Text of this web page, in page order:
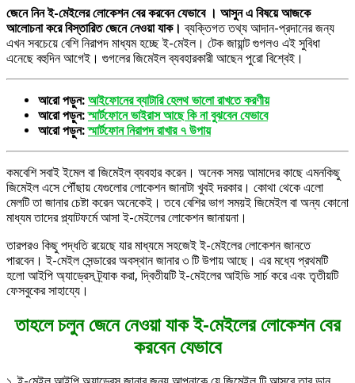
জেনে নিন ই-মেইলের লোকেশন বের করবেন যেভাবে । আসুন এ বিষয়ে আজকে
আলোচনা করে বিস্তারিত জেনে নেওয়া যাক। ব্যক্তিগত তথ্য আদান-প্রদানের জন্য
এখন সবচেয়ে বেশি নিরাপদ মাধ্যম হচ্ছে ই-মেইল। টেক জায়ান্ট গুগলও এই সুবিধা
এনেছে বহুদিন আগেই। গুগলের জিমেইল ব্যবহারকারী আছেন পুরো বিশ্বেই।
আরো পড়ুন: আইফোনের ব্যাটারি হেলথ ভালো রাখতে করণীয়
আরো পড়ুন:স্মার্টফোনে ভাইরাস আছে কি না বুঝবেন যেভাবে
আরো পড়ুন:স্মার্টফোন নিরাপদ রাখার ৭ উপায়
কমবেশি সবাই ইমেল বা জিমেইল ব্যবহার করেন। অনেক সময় আমাদের কাছে এমনকিছু
জিমেইল এসে পৌঁছায় যেগুলোর লোকেশন জানাটা খুবই দরকার। কোথা থেকে এলো
মেলটি তা জানার চেষ্টা করেন অনেকেই। তবে বেশির ভাগ সময়ই জিমেইল বা অন্য কোনো
মাধ্যম তাদের প্ল্যাটফর্মে আসা ই-মেইলের লোকেশন জানায়না।
তারপরও কিছু পদ্ধতি রয়েছে যার মাধ্যমে সহজেই ই-মেইলের লোকেশন জানতে
পারবেন। ই-মেইল সেন্ডারের অবস্থান জানার ৩ টি উপায় আছে। এর মধ্যে প্রথমটি
হলো আইপি অ্যাড্রেস ট্র্যাক করা, দ্বিতীয়টি ই-মেইলের আইডি সার্চ করে এবং তৃতীয়টি
ফেসবুকের সাহায্যে।
তাহলে চলুন জেনে নেওয়া যাক ই-মেইলের লোকেশন বের
করবেন যেভাবে